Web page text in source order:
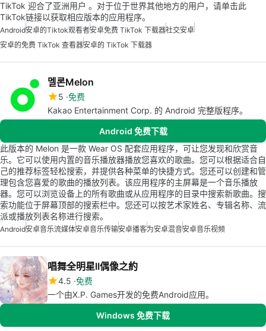
TikTok 迎合了亚洲用户 。对于位于世界其他地方的用户，请单击此
TikTok链接以获取相应版本的应用程序。
Android安卓的tiktok观看者安卓免费 TikTok 下载器社交安卓
安卓的免费 TikTok 查看器安卓的 TikTok 下载器
멜론Melon
5 免费
Kakao Entertainment Corp. 的 Android 完整版程序。
Android 免费下载
此版本的 Melon 是一款 Wear OS 配套应用程序，可让您发现和欣赏音
乐。它可以使用内置的音乐播放器播放您喜欢的歌曲。您可以根据适合自
己的推荐标签轻松搜索，并提供各种菜单的快捷方式。您还可以创建和管
理包含您喜爱的歌曲的播放列表。该应用程序的主屏幕是一个音乐播放
器。您可以浏览设备上的所有歌曲或从应用程序的目录中搜索新歌曲。搜
索功能位于屏幕顶部的搜索栏中。您还可以按艺术家姓名、专辑名称、流
派或播放列表名称进行搜索。
Android安卓音乐流媒体安卓音乐传输安卓播客为安卓混音安卓音乐视频
唱舞全明星II偶像之約
4.5 免费
一个由X.P. Games开发的免费Android应用。
Windows 免费下载